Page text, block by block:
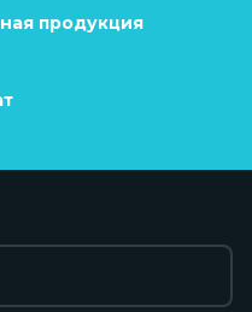
продукция